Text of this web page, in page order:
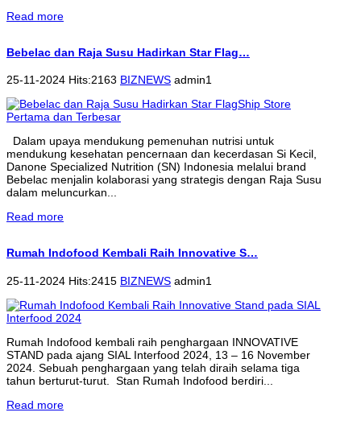
Read more
Bebelac dan Raja Susu Hadirkan Star Flag…
25-11-2024 Hits:2163 BIZNEWS admin1
Dalam upaya mendukung pemenuhan nutrisi untuk
mendukung kesehatan pencernaan dan kecerdasan Si Kecil,
Danone Specialized Nutrition (SN) Indonesia melalui brand
Bebelac menjalin kolaborasi yang strategis dengan Raja Susu
dalam meluncurkan...
Read more
Rumah Indofood Kembali Raih Innovative S…
25-11-2024 Hits:2415 BIZNEWS admin1
Rumah Indofood kembali raih penghargaan INNOVATIVE
STAND pada ajang SIAL Interfood 2024, 13 – 16 November
2024. Sebuah penghargaan yang telah diraih selama tiga
tahun berturut-turut. Stan Rumah Indofood berdiri...
Read more